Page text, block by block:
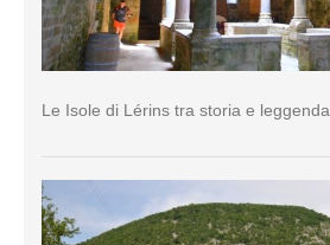
Le Isole di Lérins tra storia e leggenda